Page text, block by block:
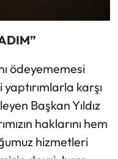
ödeyememesi
karşı
Başkan Yıldız
haklarını hem
hizmetleri